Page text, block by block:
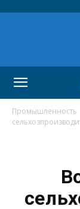
Промышленность